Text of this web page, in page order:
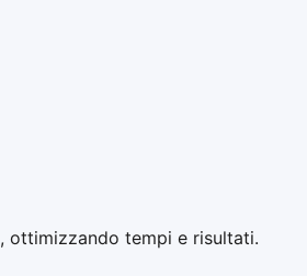
, ottimizzando tempi e risultati.